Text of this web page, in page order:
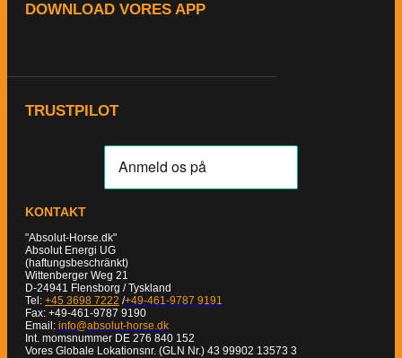
DOWNLOAD VORES APP
TRUSTPILOT
KONTAKT
"Absolut-Horse.dk"
Absolut Energi UG
(haftungsbeschränkt)
Wittenberger Weg 21
D-24941 Flensborg / Tyskland
Tel: +45 3698 7222 /+49-461-9787 9191
Fax: +49-461-9787 9190
Email: info@absolut-horse.dk
Int. momsnummer DE 276 840 152
Vores Globale Lokationsnr. (GLN Nr.) 43 99902 13573 3